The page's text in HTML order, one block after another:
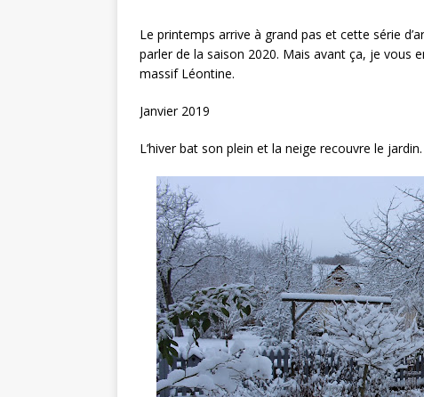
Le printemps arrive à grand pas et cette série
parler de la saison 2020. Mais avant ça, je vous
massif Léontine.
Janvier 2019
L’hiver bat son plein et la neige recouvre le jardin.